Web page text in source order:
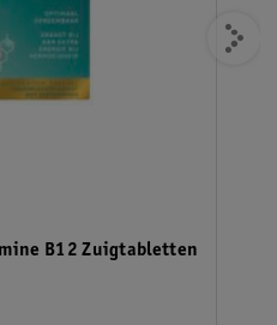
B12 Zuigtabletten